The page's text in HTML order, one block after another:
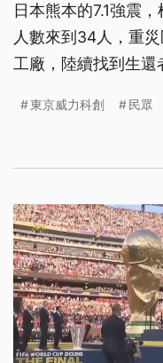
日本熊本的7.1強震
人數來到34人，重
工廠，陸續找到生還
高溫酷熱下，當地
用水。九州地區的
東京威力科創 民眾